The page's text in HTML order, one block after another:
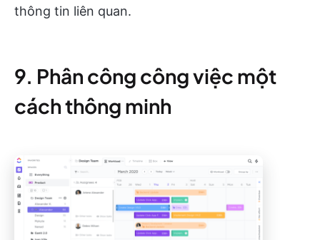
thông tin liên quan.
9. Phân công công việc một
cách thông minh